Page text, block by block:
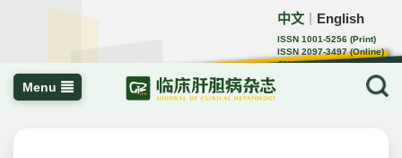
中文 English
ISSN 1001-5256 (Print)
ISSN 2097-3497 (Online)
CN 22-1108/R
Menu